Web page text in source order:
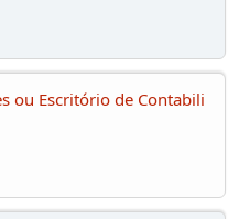
ou Escritório de Contabili